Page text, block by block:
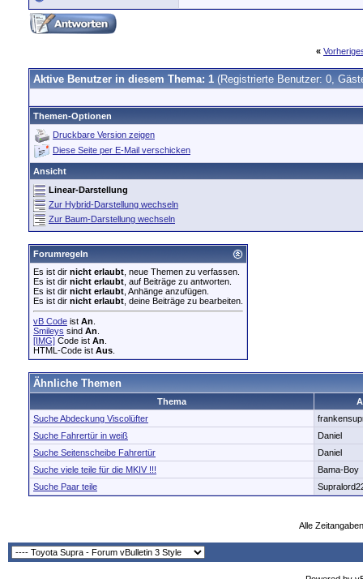
«
Aktive Benutzer in diesem Thema: 1 (Registrierte Benutzer: 0,
Themen-Optionen
Druckbare Version zeigen
Diese Seite per E-Mail verschicken
Ansicht
Linear-Darstellung
Zur Hybrid-Darstellung wechseln
Zur Baum-Darstellung wechseln
Forumregeln
Es ist dir nicht erlaubt , neue Themen zu verfassen.
Es ist dir nicht erlaubt , auf Beiträge zu antworten.
Es ist dir nicht erlaubt , Anhänge anzufügen.
Es ist dir nicht erlaubt , deine Beiträge zu bearbeiten.
vB Code ist An
Smileys sind An
[IMG] Code ist An
HTML-Code ist Aus
Ähnliche Themen
Thema
Suche Abdeckung Viscolüfter
Suche Fahrertür in weiß
Daniel
Suche Seitenscheibe Fahrertür
Daniel
Suche viele teile für die MKIV !!!
Bama-Boy
Suche Paar teile
Alle